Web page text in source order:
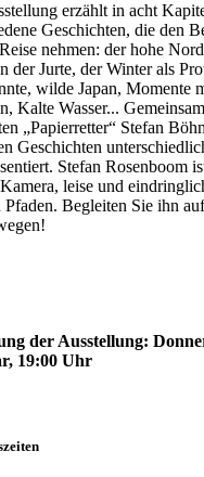
erzählt in acht
Geschichten, die den
nehmen: der hohe
der Jurte, der Winter als
wilde Japan, Momente
Kalte Wasser...
„Papierretter“ Stefan
Geschichten
Stefan Rosenboom
leise und
Pfaden. Begleiten Sie ihn
der Ausstellung:
19:00 Uhr